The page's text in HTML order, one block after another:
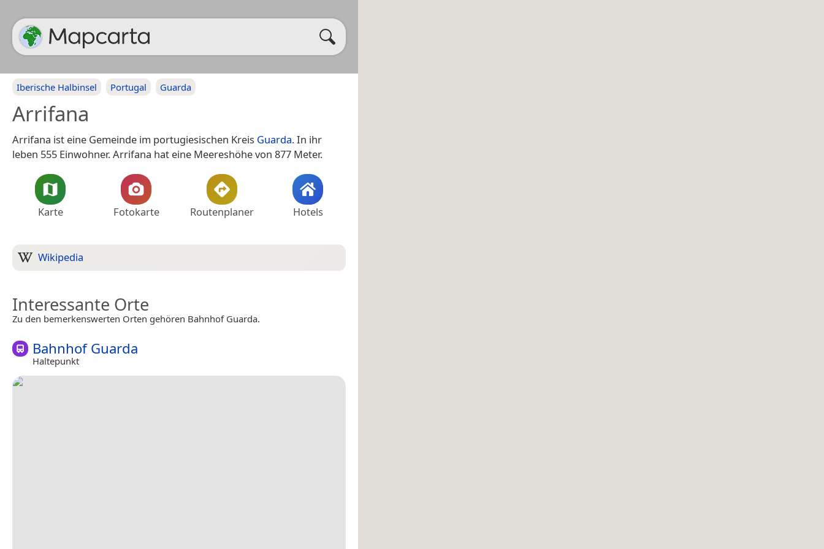
Iberische Halbinsel Portugal Guarda
Arrifana
Arrifana ist eine Gemeinde im portugiesischen Kreis Guarda. In ihr
leben 555 Einwohner. Arrifana hat eine Meereshöhe von 877 Meter.
Karte Fotokarte Routenplaner Hotels
Wikipedia
Interessante Orte
Zu den bemerkenswerten Orten gehören Bahnhof Guarda.
Bahnhof Guarda
Haltepunkt